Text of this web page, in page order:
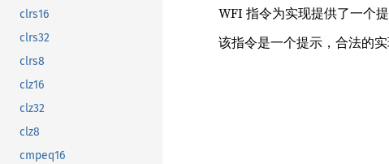
clrs16
clrs32
clrs8
clz16
clz32
clz8
cmpeq16
WFI 指令为实现提供了一个
该指令是一个提示，合法的